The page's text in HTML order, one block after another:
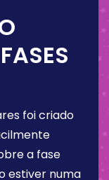
foi criado
a fase
estiver numa